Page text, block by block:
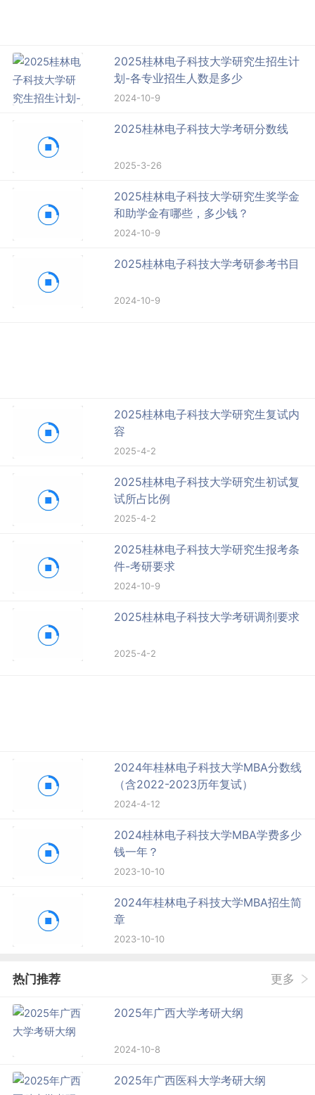
2025桂林电子科技大学研究生招生计
划-各专业招生人数是多少
2024-10-9
2025桂林电子科技大学考研分数线
2025-3-26
2025桂林电子科技大学研究生奖学金
和助学金有哪些，多少钱？
2024-10-9
2025桂林电子科技大学考研参考书目
2024-10-9
2025桂林电子科技大学研究生复试内
容
2025-4-2
2025桂林电子科技大学研究生初试复
试所占比例
2025-4-2
2025桂林电子科技大学研究生报考条
件-考研要求
2024-10-9
2025桂林电子科技大学考研调剂要求
2025-4-2
2024年桂林电子科技大学MBA分数线
（含2022-2023历年复试）
2024-4-12
2024桂林电子科技大学MBA学费多少
钱一年？
2023-10-10
2024年桂林电子科技大学MBA招生简
章
2023-10-10
热门推荐 更多
2025年广西大学考研大纲
2024-10-8
2025年广西医科大学考研大纲